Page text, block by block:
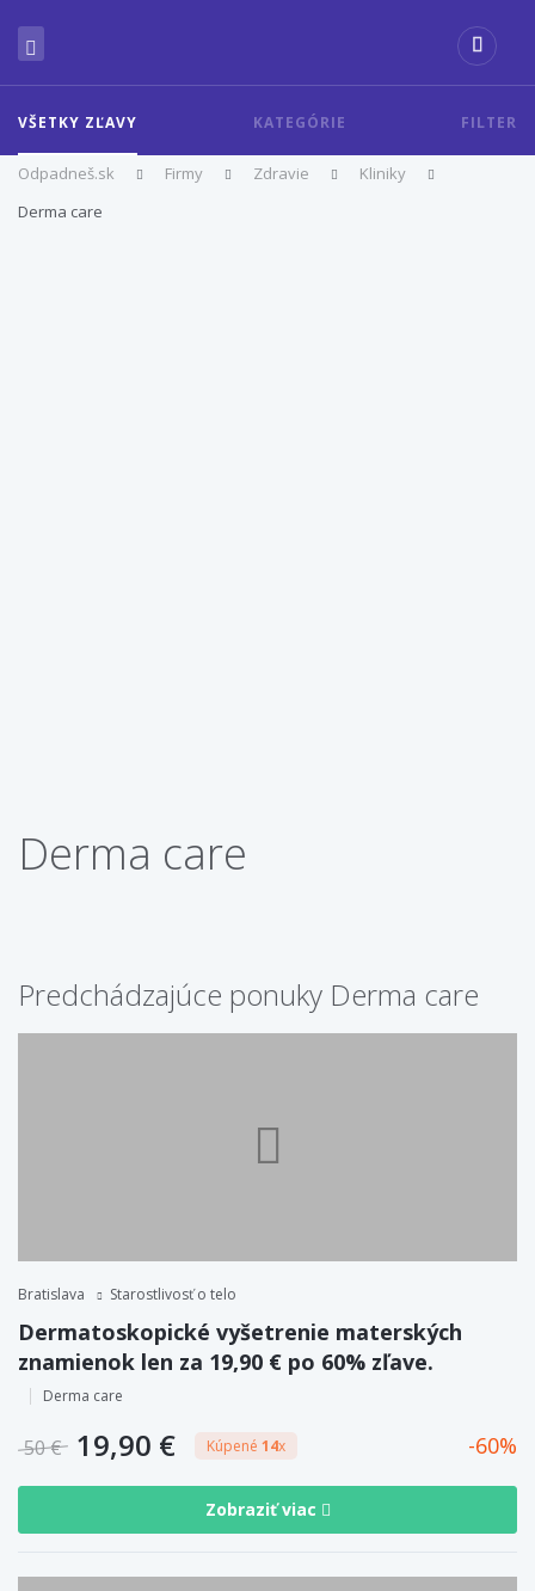
VŠETKY ZĽAVY KATEGÓRIE FILTER
Odpadneš.sk Firmy Zdravie
Kliniky
Derma care
Derma care
Predchádzajúce ponuky Derma care
Bratislava Starostlivosť o telo
Dermatoskopické vyšetrenie materských
znamienok len za 19,90 € po 60% zľave.
Derma care
50 € 19,90 € Kúpené 14x 60
Zobraziť viac